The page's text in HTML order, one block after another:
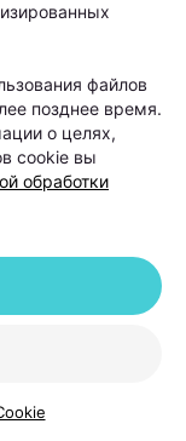
процедуры
лечения? Ответ
со стрессом,
причины
файлов
позднее время.
о целях,
cookie вы
обработки